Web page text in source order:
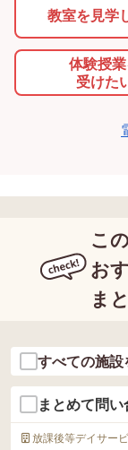
イサービス
後デイサービス
れあいの丘 放課
ス toiro 日吉 放
ビス toiro 川崎
ービス toiro 駒
サービス toiro
教室を見学
体験授
受けた
こ
お
ま
すべての施設
まとめて問
放課後等デイサー